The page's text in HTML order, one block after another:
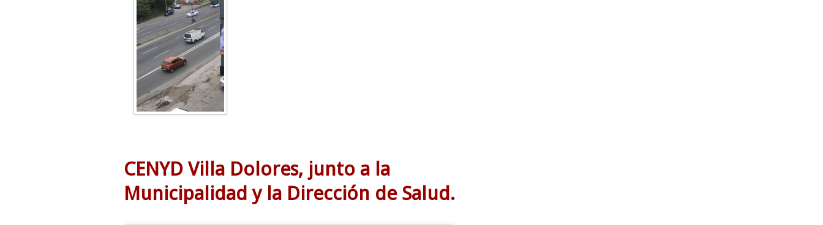
CENYD Villa Dolores, junto a la
Municipalidad y la Dirección de Salud.